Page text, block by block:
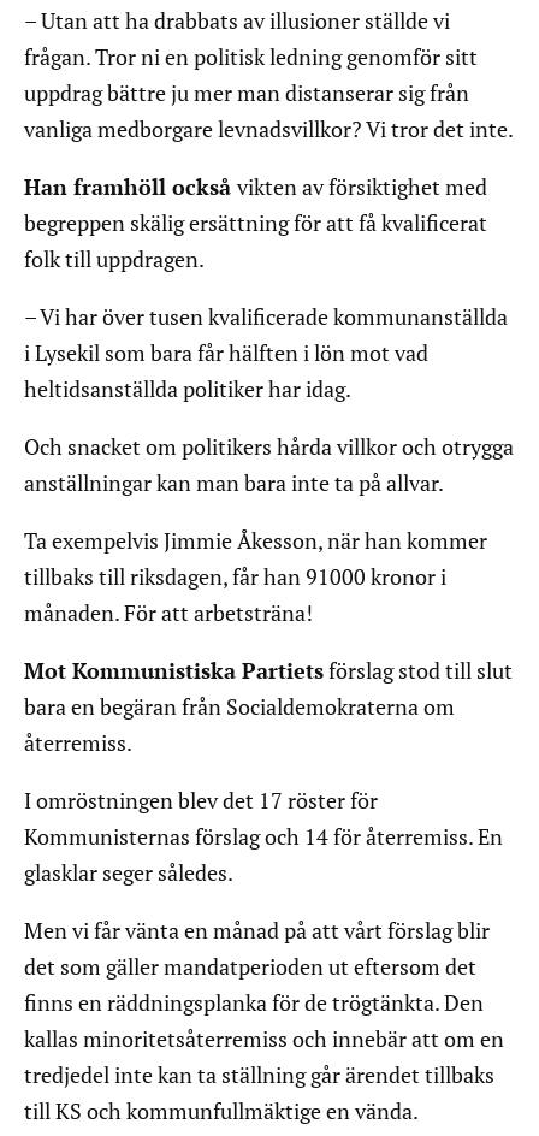
– Utan att ha drabbats av illusioner ställde vi
frågan. Tror ni en politisk ledning genomför sitt
uppdrag bättre ju mer man distanserar sig från
vanliga medborgare levnadsvillkor? Vi tror det inte.
Han framhöll också vikten av försiktighet med
begreppen skälig ersättning för att få kvalificerat
folk till uppdragen.
– Vi har över tusen kvalificerade kommunanställda
i Lysekil som bara får hälften i lön mot vad
heltidsanställda politiker har idag.
Och snacket om politikers hårda villkor och otrygga
anställningar kan man bara inte ta på allvar.
Ta exempelvis Jimmie Åkesson, när han kommer
tillbaks till riksdagen, får han 91000 kronor i
månaden. För att arbetsträna!
Mot Kommunistiska Partietsförslag stod till slut
bara en begäran från Socialdemokraterna om
återremiss.
I omröstningen blev det 17 röster för
Kommunisternas förslag och 14 för återremiss. En
glasklar seger således.
Men vi får vänta en månad på att vårt förslag blir
det som gäller mandatperioden ut eftersom det
finns en räddningsplanka för de trögtänkta. Den
kallas minoritetsåterremiss och innebär att om en
tredjedel inte kan ta ställning går ärendet tillbaks
till KS och kommunfullmäktige en vända.